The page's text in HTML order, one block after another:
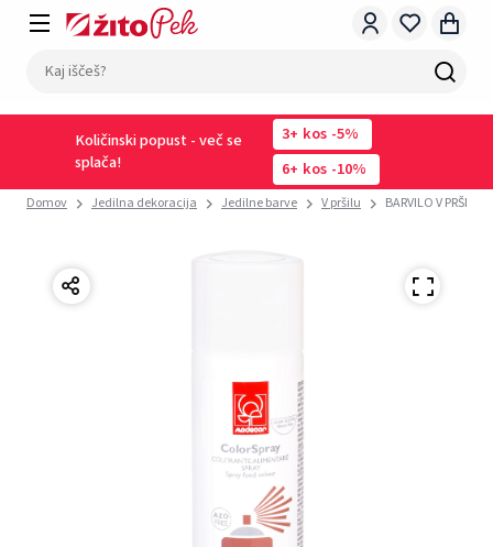
Količinski popust - več se
splača!
3 kos -5%
6
kos -10%
Domov Jedilna dekoracija Jedilne barve V pršilu BARVILO V PRŠILU